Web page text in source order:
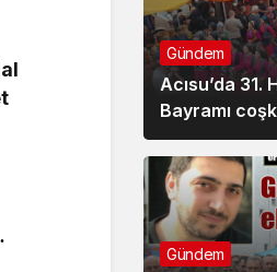
Gündem
Acısu’da 31.
Bayramı
Gündem